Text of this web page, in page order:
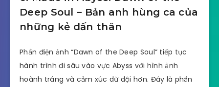
Deep Soul – Bản anh hùng ca của
những kẻ dấn thân
Phần điện ảnh “Dawn of the Deep Soul” tiếp tục
hành trình đi sâu vào vực Abyss với hình ảnh
hoành tráng và cảm xúc dữ dội hơn. Đây là phần